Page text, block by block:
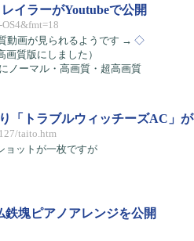
イラーがYoutubeで公開
動画が見られるようです → ◇
画質版にしました）
ノーマル・高画質・超高画質
「トラブルウィッチーズAC」が
taito.htm
ョットが一枚ですが
鉄塊ピアノアレンジを公開